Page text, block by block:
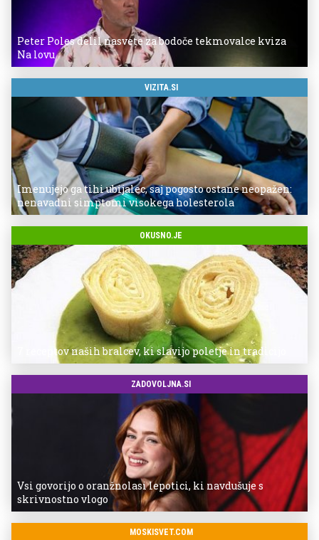
Peter Poles delil nasvete za bodoče tekmovalce kviza
Na lovu
VIZITA.SI
Imenujejo ga tihi ubijalec, saj pogosto ostane neopažen:
nenavadni simptomi visokega holesterola
OKUSNO.JE
7 receptov naših bralcev, ki slavijo poletje in tradicijo
ZADOVOLJNA.SI
Vsi govorijo o oranžnolasi lepotici, ki navdušuje s
skrivnostno vlogo
MOSKISVET.COM